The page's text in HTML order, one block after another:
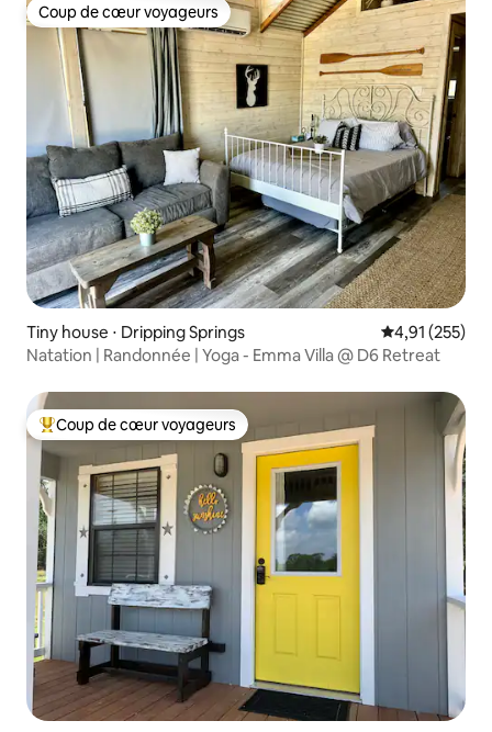
Coup de cœur voyageurs
Coup de cœur voyageurs
Tiny house ⋅ Dripping Springs Évaluation
4,91 (255)
Natation | Randonnée | Yoga - Emma Villa @ D6 Retreat
Coups de cœur voyageurs les plus appréciés
Coup de cœur voyageurs